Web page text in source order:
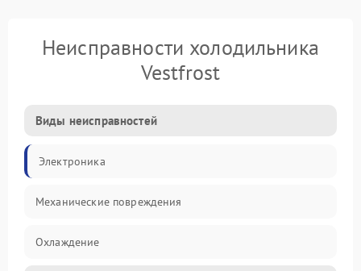
Неисправности холодильника
Vestfrost
Виды неисправностей
Электроника
Механические повреждения
Охлаждение